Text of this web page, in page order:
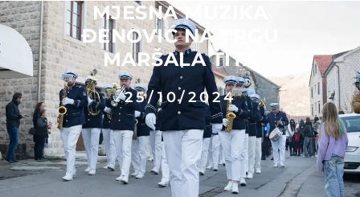
MJESNA MUZIKA
ĐENOVIĆ NA TRGU
MARŠALA TITA
25/10/2024